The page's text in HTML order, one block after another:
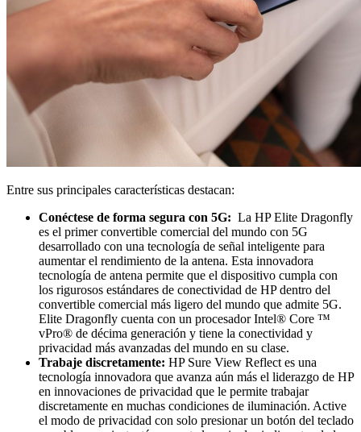
Entre sus principales características destacan:
Conéctese de forma segura con 5G: La HP Elite Dragonfly
es el primer convertible comercial del mundo con 5G
desarrollado con una tecnología de señal inteligente para
aumentar el rendimiento de la antena. Esta innovadora
tecnología de antena permite que el dispositivo cumpla con
los rigurosos estándares de conectividad de HP dentro del
convertible comercial más ligero del mundo que admite 5G.
Elite Dragonfly cuenta con un procesador Intel® Core ™
vPro® de décima generación y tiene la conectividad y
privacidad más avanzadas del mundo en su clase.
Trabaje discretamente: HP Sure View Reflect es una
tecnología innovadora que avanza aún más el liderazgo de HP
en innovaciones de privacidad que le permite trabajar
discretamente en muchas condiciones de iluminación. Active
el modo de privacidad con solo presionar un botón del teclado